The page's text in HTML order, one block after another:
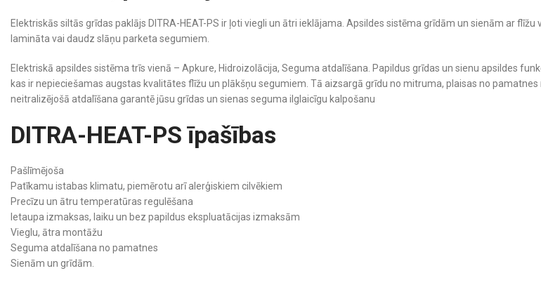
Elektriskās siltās grīdas paklājs DITRA-HEAT-PS ir ļoti viegli un ātri ieklājama. Apsildes sistēma grīdām un sienām ar
lamināta vai daudz slāņu parketa segumiem.
Elektriskā apsildes sistēma trīs vienā – Apkure, Hidroizolācija, Seguma atdalīšana. Papildus grīdas un sienu apsildes
kas ir nepieciešamas augstas kvalitātes flīžu un plākšņu segumiem. Tā aizsargā grīdu no mitruma, plaisas no
neitralizējošā atdalīšana garantē jūsu grīdas un sienas seguma ilglaicīgu kalpošanu
DITRA-HEAT-PS īpašības
Pašlīmējoša
Patīkamu istabas klimatu, piemērotu arī alerģiskiem cilvēkiem
Precīzu un ātru temperatūras regulēšana
Ietaupa izmaksas, laiku un bez papildus ekspluatācijas izmaksām
Vieglu, ātra montāžu
Seguma atdalīšana no pamatnes
Sienām un grīdām.